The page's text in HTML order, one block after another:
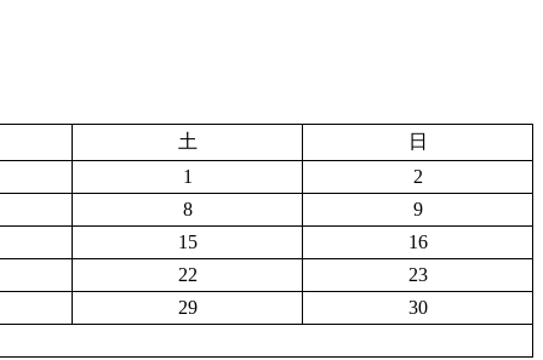
土
日
1
2
8
9
15
16
22
23
29
30